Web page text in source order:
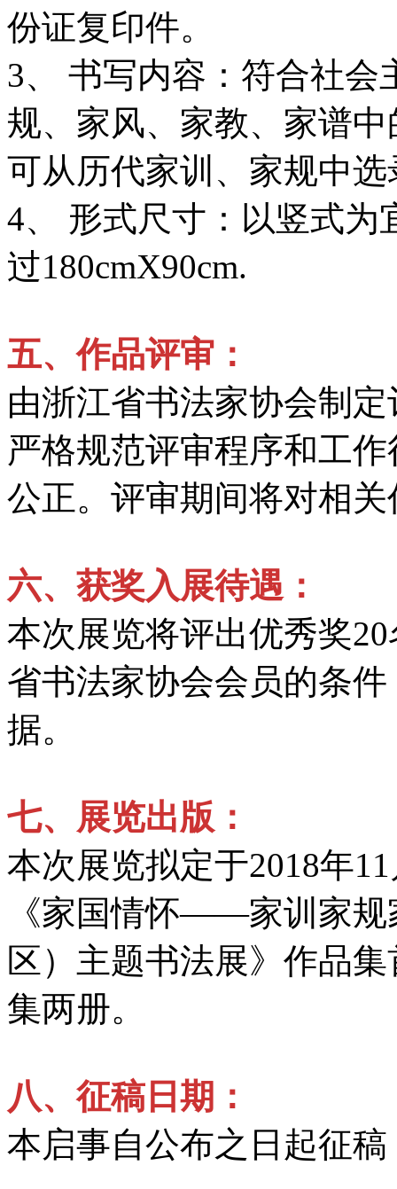
份证复印件。
3、 书写内容：符合社会
规、家风、家教、家谱
可从历代家训、家规中选
4、 形式尺寸：以竖式为
过180cmX90cm.
五、作品评审：
由浙江省书法家协会制
严格规范评审程序和工
公正。评审期间将对相
六、 获奖入展待遇：
本次展览将评出优秀奖
省书法家协会会员的条
据。
七、 展览出版：
本次展览拟定于2018年
《家国情怀——家训家规
区）主题书法展》作品
集两册。
八、征稿日期：
本启事自公布之日起征